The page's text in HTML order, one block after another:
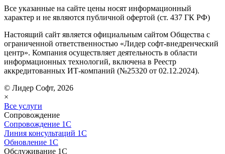
Все указанные на сайте цены носят информационный
характер и не являются публичной офертой (ст. 437 ГК РФ)
Настоящий сайт является официальным сайтом Общества с
ограниченной ответственностью «Лидер софт-внедренческий
центр». Компания осуществляет деятельность в области
информационных технологий, включена в Реестр
аккредитованных ИТ-компаний (№25320 от 02.12.2024).
© Лидер Софт, 2026
×
Все услуги
Сопровождение
Сопровождение 1С
Линия консультаций 1С
Обновление 1С
Обслуживание 1С